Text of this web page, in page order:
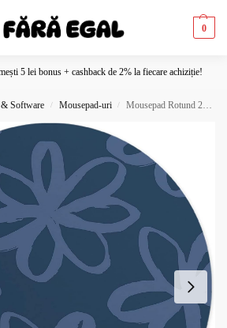
0
5 lei bonus + cashback de 2% la fiecare achiziție!
Software / Mousepad-uri / Mousepad Rotund 22 cm – Rafinament și Profunzime cu Design Floral Navy & Indigo